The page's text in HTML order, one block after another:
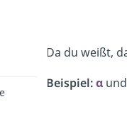
Da du weißt,
Beispiel:αund